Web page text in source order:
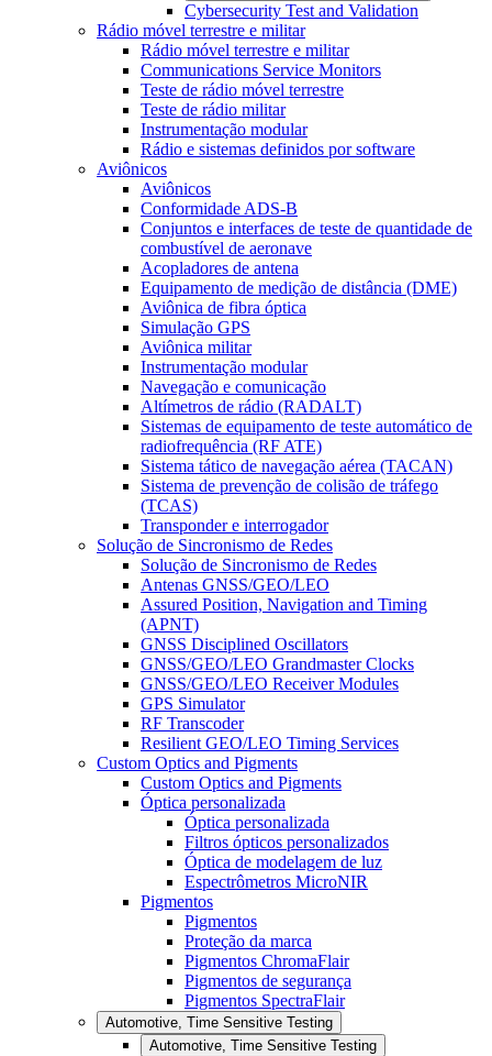
Cybersecurity Test and Validation
Rádio móvel terrestre e militar
Rádio móvel terrestre e militar
Communications Service Monitors
Teste de rádio móvel terrestre
Teste de rádio militar
Instrumentação modular
Rádio e sistemas definidos por software
Aviônicos
Aviônicos
Conformidade ADS-B
Conjuntos e interfaces de teste de quantidade de
combustível de aeronave
Acopladores de antena
Equipamento de medição de distância (DME)
Aviônica de fibra óptica
Simulação GPS
Aviônica militar
Instrumentação modular
Navegação e comunicação
Altímetros de rádio (RADALT)
Sistemas de equipamento de teste automático de
radiofrequência (RF ATE)
Sistema tático de navegação aérea (TACAN)
Sistema de prevenção de colisão de tráfego
(TCAS)
Transponder e interrogador
Solução de Sincronismo de Redes
Solução de Sincronismo de Redes
Antenas GNSS/GEO/LEO
Assured Position, Navigation and Timing
(APNT)
GNSS Disciplined Oscillators
GNSS/GEO/LEO Grandmaster Clocks
GNSS/GEO/LEO Receiver Modules
GPS Simulator
RF Transcoder
Resilient GEO/LEO Timing Services
Custom Optics and Pigments
Custom Optics and Pigments
Óptica personalizada
Óptica personalizada
Filtros ópticos personalizados
Óptica de modelagem de luz
Espectrômetros MicroNIR
Pigmentos
Pigmentos
Proteção da marca
Pigmentos ChromaFlair
Pigmentos de segurança
Pigmentos SpectraFlair
Automotive, Time Sensitive Testing
Automotive, Time Sensitive Testing